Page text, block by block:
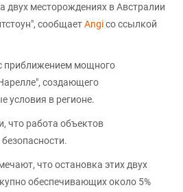
двух месторождениях в Австралии
сообщаетАngiсо ссылкой
приближением мощного
создающего
условия в регионе.
что работа объектов
что остановка этих двух
обеспечивающих около 5%